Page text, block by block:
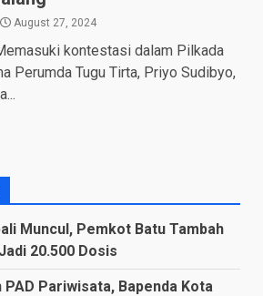
August 27, 2024
kontestasi dalam Pilkada
Perumda Tugu Tirta, Priyo Sudibyo,
Muncul, Pemkot Batu Tambah
20.500 Dosis
Pariwisata, Bapenda Kota